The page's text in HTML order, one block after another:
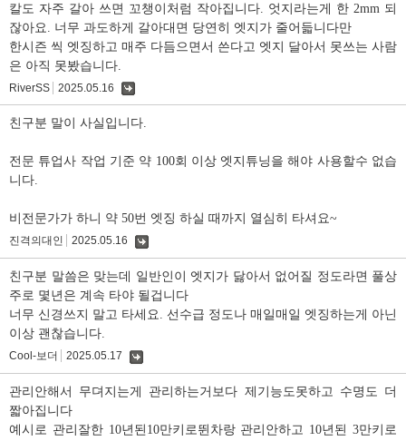
칼도 자주 갈아 쓰면 꼬챙이처럼 작아집니다. 엇지라는게 한 2mm 되
잖아요. 너무 과도하게 갈아대면 당연히 엣지가 줄어듧니다만
한시즌 씩 엣징하고 매주 다듬으면서 쓴다고 엣지 달아서 못쓰는 사람
은 아직 못봤습니다.
RiverSS 2025.05.16
글
친구분 말이 사실입니다.
전문 튜업사 작업 기준 약 100회 이상 엣지튜닝을 해야 사용할수 없습
니다.
비전문가가 하니 약 50번 엣징 하실 때까지 열심히 타셔요~
진격의대인 2025.05.16
친구분 말씀은 맞는데 일반인이 엣지가 닳아서 없어질 정도라면 풀상
주로 몇년은 계속 타야 될겁니다
너무 신경쓰지 말고 타세요. 선수급 정도나 매일매일 엣징하는게 아닌
이상 괜찮습니다.
Cool-보더 2025.05.17
관리안해서 무뎌지는게 관리하는거보다 제기능도못하고 수명도 더
짧아집니다
예시로 관리잘한 10년된10만키로뛴차랑 관리안하고 10년된 3만키로